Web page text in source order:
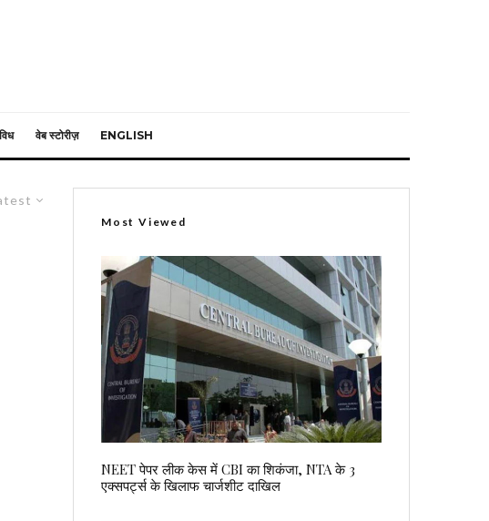
वेब स्टोरीज़ ENGLISH
Most Viewed
NEET पेपर लीक केस में CBI का शिकंजा, NTA के 3
एक्सपर्ट्स के खिलाफ चार्जशीट दाखिल